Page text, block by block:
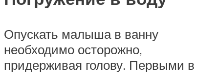
Опускать малыша в ванну
необходимо осторожно,
придерживая голову. Первыми в